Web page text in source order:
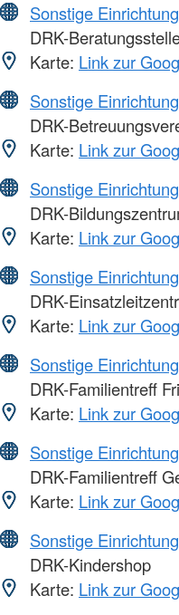
Sonstige
DRK-
Karte: Link zur
Sonstige
DRK-
Karte: Link zur
Sonstige
DRK-
Karte: Link zur
Sonstige
DRK-
Karte: Link zur
Sonstige
DRK-Familientreff
Karte: Link zur
Sonstige
DRK-Familientreff
Karte: Link zur
Sonstige
DRK-Kindershop
Karte: Link zur